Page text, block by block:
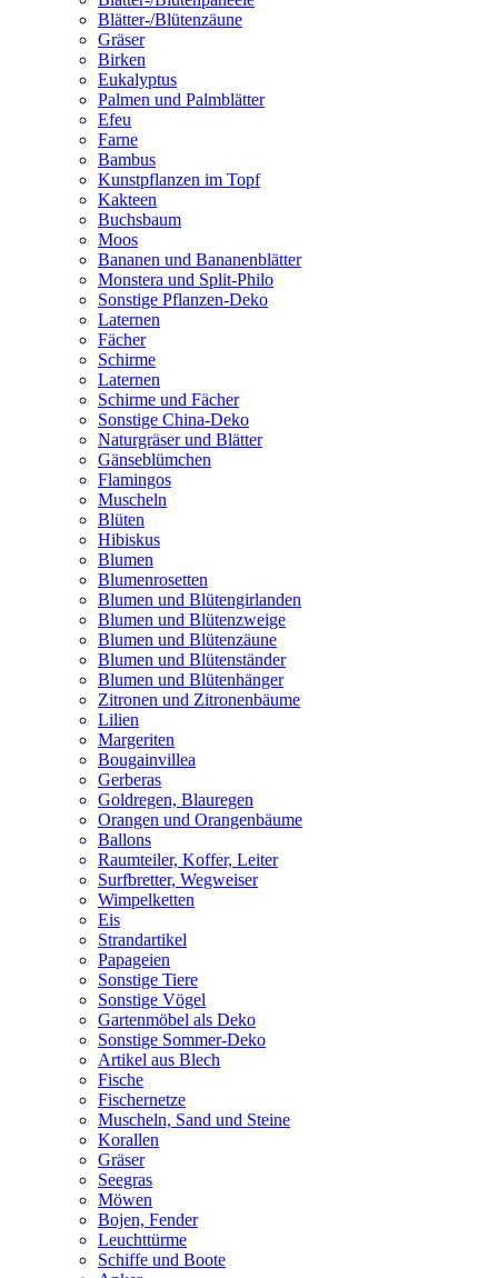
Blätter-/Blütenzäune
Gräser
Birken
Eukalyptus
Palmen und Palmblätter
Efeu
Farne
Bambus
Kunstpflanzen im Topf
Kakteen
Buchsbaum
Moos
Bananen und Bananenblätter
Monstera und Split-Philo
Sonstige Pflanzen-Deko
Laternen
Fächer
Schirme
Laternen
Schirme und Fächer
Sonstige China-Deko
Naturgräser und Blätter
Gänseblümchen
Flamingos
Muscheln
Blüten
Hibiskus
Blumen
Blumenrosetten
Blumen und Blütengirlanden
Blumen und Blütenzweige
Blumen und Blütenzäune
Blumen und Blütenständer
Blumen und Blütenhänger
Zitronen und Zitronenbäume
Lilien
Margeriten
Bougainvillea
Gerberas
Goldregen, Blauregen
Orangen und Orangenbäume
Ballons
Raumteiler, Koffer, Leiter
Surfbretter, Wegweiser
Wimpelketten
Eis
Strandartikel
Papageien
Sonstige Tiere
Sonstige Vögel
Gartenmöbel als Deko
Sonstige Sommer-Deko
Artikel aus Blech
Fische
Fischernetze
Muscheln, Sand und Steine
Korallen
Gräser
Seegras
Möwen
Bojen, Fender
Leuchttürme
Schiffe und Boote